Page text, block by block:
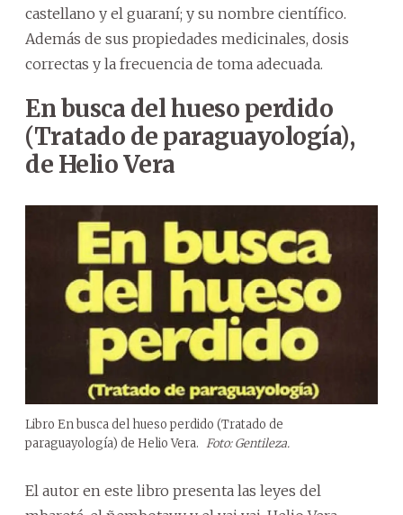
castellano y el guaraní; y su nombre científico.
Además de sus propiedades medicinales, dosis
correctas y la frecuencia de toma adecuada.
En busca del hueso perdido
(Tratado de paraguayología),
de Helio Vera
Libro En busca del hueso perdido (Tratado de
paraguayología) de Helio Vera. Foto: Gentileza.
El autor en este libro presenta las leyes del